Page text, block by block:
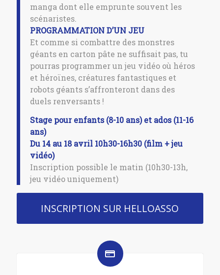
manga dont elle emprunte souvent les
scénaristes.
PROGRAMMATION D’UN JEU
Et comme si combattre des monstres
géants en carton pâte ne suffisait pas, tu
pourras programmer un jeu vidéo où héros
et héroïnes, créatures fantastiques et
robots géants s’affronteront dans des
duels renversants !
Stage pour enfants (8-10 ans) et ados (11-16
ans)
Du 14 au 18 avril 10h30-16h30 (film + jeu
vidéo)
Inscription possible le matin (10h30-13h,
jeu vidéo uniquement)
INSCRIPTION SUR HELLOASSO